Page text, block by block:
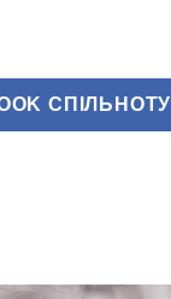
СПІЛЬНОТУ